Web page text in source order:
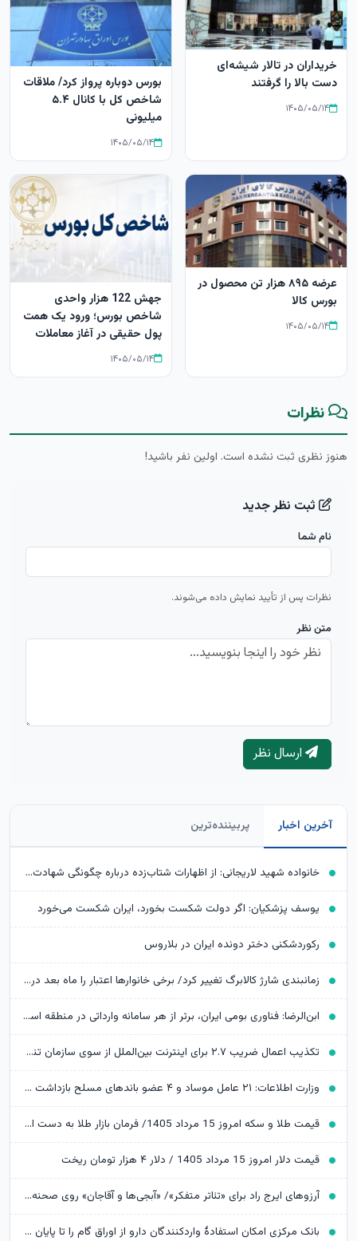
خریداران در تالار شیشه‌ای
دست بالا را گرفتند
۱۴۰۵/۰۵/۱۴
بورس دوباره پرواز کرد/ ملاقات
شاخص کل با کانال ۵.۴
میلیونی
۱۴۰۵/۰۵/۱۴
عرضه ۸۹۵ هزار تن محصول در
بورس کالا
۱۴۰۵/۰۵/۱۴
جهش 122 هزار واحدی
شاخص بورس؛ ورود یک همت
پول حقیقی در آغاز معاملات
۱۴۰۵/۰۵/۱۴
نظرات
هنوز نظری ثبت نشده است. اولین نفر باشید!
ثبت نظر جدید
نام شما
نظرات پس از تأیید نمایش داده می‌شوند.
متن نظر
ارسال نظر
آخرین اخبار پربیننده‌ترین
خانواده شهید لاریجانی: از اظهارات شتاب‌زده درباره چگونگی شهادت اجتناب کنید
یوسف پزشکیان: اگر دولت شکست بخورد، ایران شکست می‌خورد
رکوردشکنی دختر دونده ایران در بلاروس
زمانبندی شارژ کالابرگ تغییر کرد/ برخی خانوارها اعتبار را ماه بعد دریافت می‌کنند
ابن‌الرضا: فناوری بومی ایران، برتر از هر سامانه وارداتی در منطقه است
تکذیب اعمال ضریب ۲.۷ برای اینترنت بین‌الملل از سوی سازمان تنظیم مقررات
وزارت اطلاعات: ۲۱ عامل موساد و ۴ عضو باندهای مسلح بازداشت شدند
قیمت طلا و سکه امروز 15 مرداد 1405/ فرمان بازار طلا به دست اونس جهانی افتاد
قیمت دلار امروز 15 مرداد 1405 / دلار ۴ هزار تومان ریخت
آرزوهای ایرج راد برای «تئاتر متفکر»/ «آبجی‌ها و آقاجان» روی صحنه می‌رود
بانک مرکزی امکان استفادۀ واردکنندگان دارو از اوراق گام را تا پایان امسال تمدید کرد